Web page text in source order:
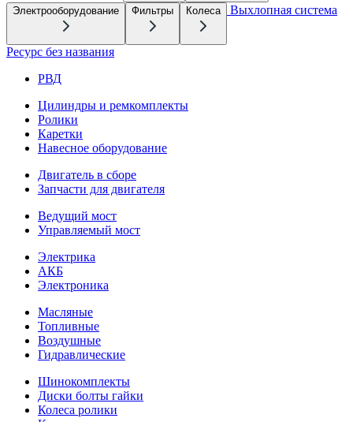
Электрооборудование Фильтры Колеса Выхлопная система
Ресурс без названия
РВД
Цилиндры и ремкомплекты
Ролики
Каретки
Навесное оборудование
Двигатель в сборе
Запчасти для двигателя
Ведущий мост
Управляемый мост
Электрика
АКБ
Электроника
Масляные
Топливные
Воздушные
Гидравлические
Шинокомплекты
Диски болты гайки
Колеса ролики